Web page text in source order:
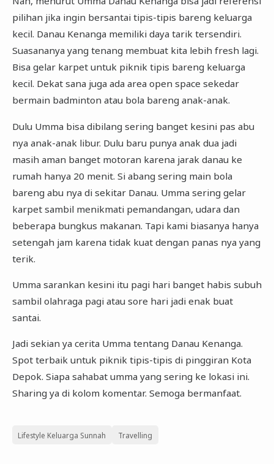
pilihan jika ingin bersantai tipis-tipis bareng keluarga
kecil. Danau Kenanga memiliki daya tarik tersendiri.
Suasananya yang tenang membuat kita lebih fresh lagi.
Bisa gelar karpet untuk piknik tipis bareng keluarga
kecil. Dekat sana juga ada area open space sekedar
bermain badminton atau bola bareng anak-anak.
Dulu Umma bisa dibilang sering banget kesini pas abu
nya anak-anak libur. Dulu baru punya anak dua jadi
masih aman banget motoran karena jarak danau ke
rumah hanya 20 menit. Si abang sering main bola
bareng abu nya di sekitar Danau. Umma sering gelar
karpet sambil menikmati pemandangan, udara dan
beberapa bungkus makanan. Tapi kami biasanya hanya
setengah jam karena tidak kuat dengan panas nya yang
terik.
Umma sarankan kesini itu pagi hari banget habis subuh
sambil olahraga pagi atau sore hari jadi enak buat
santai.
Jadi sekian ya cerita Umma tentang Danau Kenanga.
Spot terbaik untuk piknik tipis-tipis di pinggiran Kota
Depok. Siapa sahabat umma yang sering ke lokasi ini.
Sharing ya di kolom komentar. Semoga bermanfaat.
Lifestyle Keluarga Sunnah Travelling